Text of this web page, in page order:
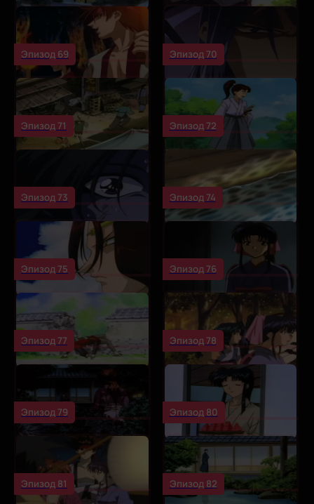
Эпизод 69 Эпизод 70
Эпизод 71 Эпизод 72
Эпизод 73 Эпизод 74
Эпизод 75 Эпизод 76
Эпизод 77 Эпизод 78
Эпизод 79 Эпизод 80
Эпизод 81 Эпизод 82